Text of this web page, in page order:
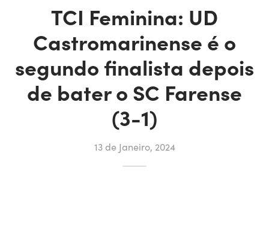
TCI Feminina: UD
Castromarinense é o
segundo finalista depois
de bater o SC Farense
(3-1)
13 de Janeiro, 2024